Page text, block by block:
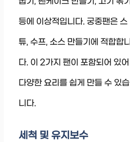
등에 이상적입니다. 궁중팬은 스
튜, 수프, 소스 만들기에 적합합니
다. 이 2가지 팬이 포함되어 있어
다양한 요리를 쉽게 만들 수 있습
니다.
세척 및 유지보수